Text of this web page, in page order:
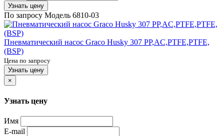
Узнать цену
По запросу Модель 6810-03
Пневматический насос Graco Husky 307 PP,AC,PTFE,PTFE,
(BSP)
Цена по запросу
Узнать цену
×
Узнать цену
Имя
E-mail